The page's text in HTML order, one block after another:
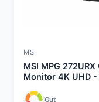
MSI
MSI MPG
Monitor 4K UHD -
Gut